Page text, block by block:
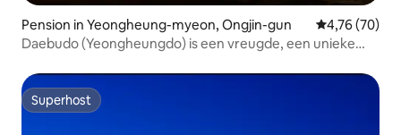
Pension in Yeongheung-myeon, Ongjin-gun Gemiddelde
4,76 (70)
Daebudo (Yeongheungdo) is een vreugde, een unieke
Superhost
Superhost